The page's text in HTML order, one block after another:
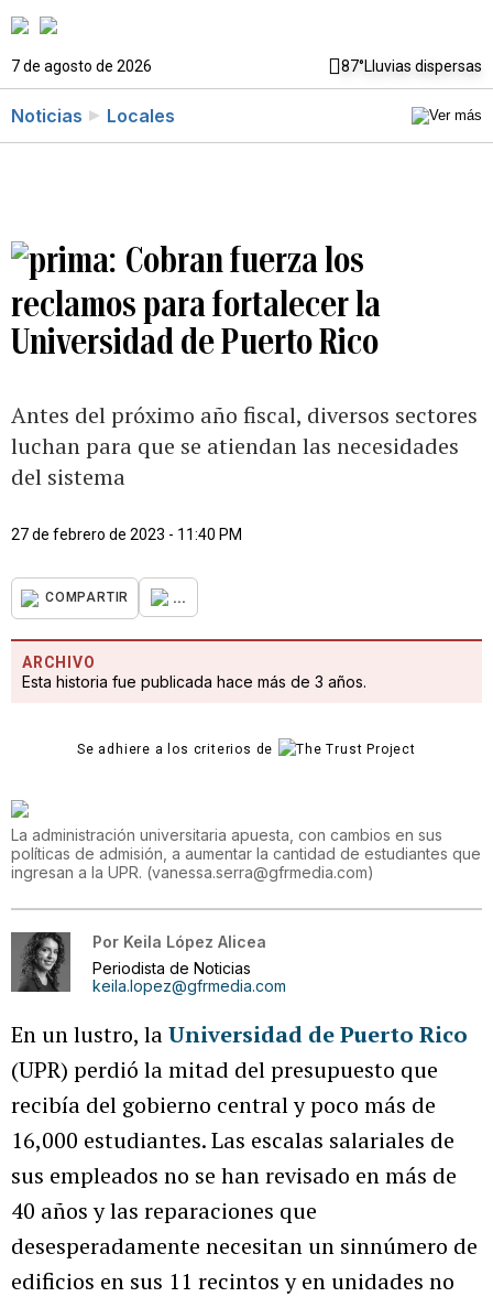
7 de agosto de 2026 87°Lluvias dispersas
Noticias Locales
Cobran fuerza los
reclamos para fortalecer la
Universidad de Puerto Rico
Antes del próximo año fiscal, diversos sectores
luchan para que se atiendan las necesidades
del sistema
27 de febrero de 2023 - 11:40 PM
COMPARTIR ...
ARCHIVO
Esta historia fue publicada hace más de 3 años.
Se adhiere a los criterios de
La administración universitaria apuesta, con cambios en sus
políticas de admisión, a aumentar la cantidad de estudiantes que
ingresan a la UPR. (vanessa.serra@gfrmedia.com)
Por Keila López Alicea
Periodista de Noticias
keila.lopez@gfrmedia.com
En un lustro, laUniversidad de Puerto Rico
(UPR) perdió la mitad del presupuesto que
recibía del gobierno central y poco más de
16,000 estudiantes. Las escalas salariales de
sus empleados no se han revisado en más de
40 años y las reparaciones que
desesperadamente necesitan un sinnúmero de
edificios en sus 11 recintos y en unidades no